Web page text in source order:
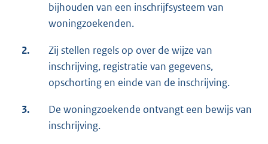
bijhouden van een inschrijfsysteem van
woningzoekenden.
2.
Zij stellen regels op over de wijze van
inschrijving, registratie van gegevens,
opschorting en einde van de inschrijving.
3.
De woningzoekende ontvangt een bewijs van
inschrijving.